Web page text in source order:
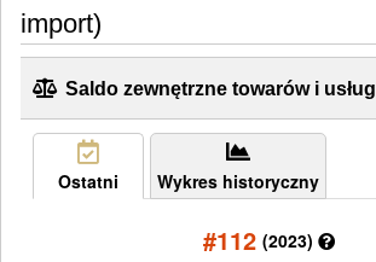
import)
Saldo zewnętrzne towarów i usług
Ostatni Wykres historyczny
#112 (2023)